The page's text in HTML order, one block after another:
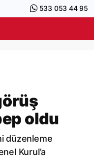
533 053 44 95
oldu
düzenleme
Kurul’a